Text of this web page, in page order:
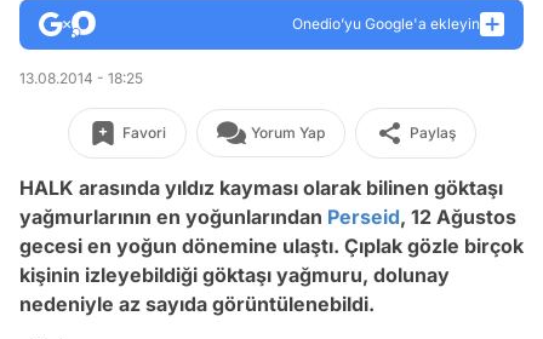
Onedio’yu Google'a ekleyin
13.08.2014 - 18:25
Favori Yorum Yap Paylaş
HALK arasında yıldız kayması olarak bilinen göktaşı
yağmurlarının en yoğunlarından Perseid, 12 Ağustos
gecesi en yoğun dönemine ulaştı. Çıplak gözle birçok
kişinin izleyebildiği göktaşı yağmuru, dolunay
nedeniyle az sayıda görüntülenebildi.